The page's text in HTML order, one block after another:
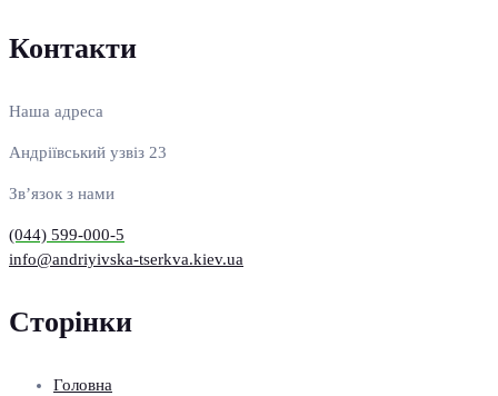
Контакти
Наша адреса
Андріївський узвіз 23
Зв’язок з нами
(044) 599-000-5
info@andriyivska-tserkva.kiev.ua
Сторінки
Головна